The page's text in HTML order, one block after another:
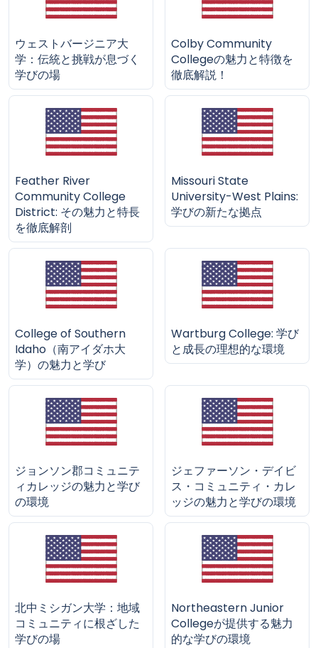
ウェストバージニア大
学：伝統と挑戦が息づく
学びの場
Colby Community
Collegeの魅力と特徴を
徹底解説！
Feather River
Community College
District: その魅力と特長
を徹底解剖
Missouri State
University-West Plains:
学びの新たな拠点
College of Southern
Idaho（南アイダホ大
学）の魅力と学び
Wartburg College: 学び
と成長の理想的な環境
ジョンソン郡コミュニテ
ィカレッジの魅力と学び
の環境
ジェファーソン・デイビ
ス・コミュニティ・カレ
ッジの魅力と学びの環境
北中ミシガン大学：地域
コミュニティに根ざした
学びの場
Northeastern Junior
Collegeが提供する魅力
的な学びの環境